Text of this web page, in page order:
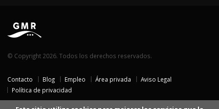
© Copyright 2026. Todos los derechos reservados.
Contacto Blog Empleo Área privada
Aviso Legal
Política de privacidad